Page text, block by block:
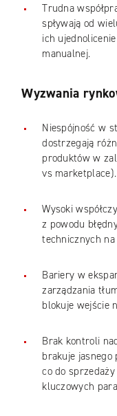
Trudna
spływają od
ich
manualnej.
Wyzwania
Niespójność w
dostrzegają
produktów w
vs marketplace).
Wysoki
z powodu
technicznych
Bariery w
zarządzania
blokuje wejście
Brak kontroli
brakuje
co do
kluczowych